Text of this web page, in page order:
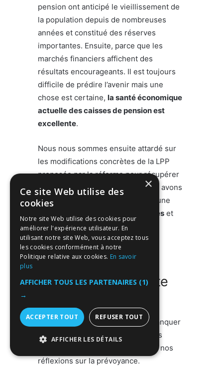
pension ont anticipé le vieillissement de
la population depuis de nombreuses
années et constitué des réserves
importantes. Ensuite, parce que les
marchés financiers affichent des
résultats encourageants. Il est toujours
difficile de prédire l’avenir mais une
chose est certaine, la santé économique
actuelle des caisses de pension est
excellente.
Nous nous sommes ensuite attardé sur
les modifications concrètes de la LPP
proposée par la réforme pour récupérer
1.4 milliard supplémentaires. Nous avons
vu que cette économie passe par une
baisse des rentes pour les retraités et
par uneplus grande cotisation
obligatoire des bas salaires.
Les éléments
intéressants de cette
Bien que cette réforme semble manquer
sa cible, elle contient des éléments
intéressants qui doivent alimenter nos
réflexions sur la prévoyance.
×
Ce site Web utilise des
cookies
Notre site Web utilise des cookies pour
améliorer l'expérience utilisateur. En
utilisant notre site Web, vous acceptez tous
les cookies conformément à notre
Politique relative aux cookies. En savoir
plus
AFFICHER TOUS LES PARTENAIRES (1)
→
ACCEPTER TOUT REFUSER TOUT
AFFICHER LES DÉTAILS
STRICTEMENT NÉCESSAIRES